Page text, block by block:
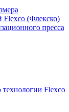
Flexco (Флекско)
пресса
технологии Flexco